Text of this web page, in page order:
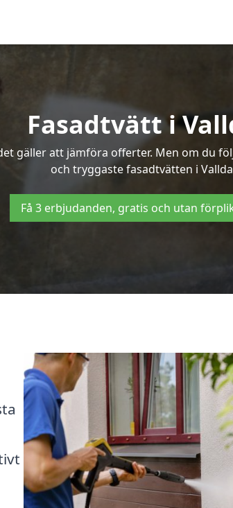
Fasadtvätt i
gäller att jämföra offerter. Men om du
och tryggaste fasadtvätten i
Få 3 erbjudanden, gratis och utan